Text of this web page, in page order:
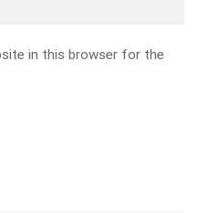
in this browser for the